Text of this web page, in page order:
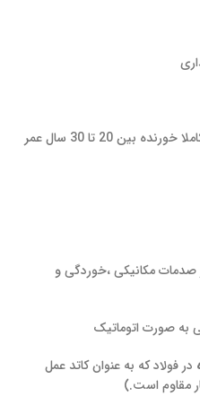
در محیط های کاملا خورنده بین 20 تا 30 سال عمر
صدمات مکانیکی ،خوردگی و
در فولاد که به عنوان کاتد عمل
مقاوم است.)